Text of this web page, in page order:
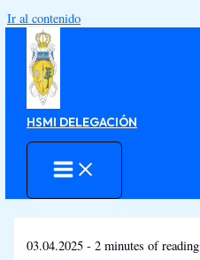
Ir al contenido
HSMI DELEGACIÓN
03.04.2025-2 minutes of reading